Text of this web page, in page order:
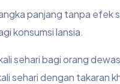
panjang tanpa efek
konsumsi lansia.
sehari bagi orang
sehari dengan takaran